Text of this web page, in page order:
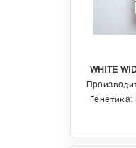
WHITE
Генетика: